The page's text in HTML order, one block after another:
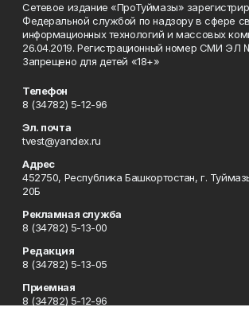
Сетевое издание «ПроТуймазы»
Федеральной службой по надзору в сфере
информационных технологий и массовых
26.04.2019. Регистрационный номер СМИ
Запрещено для детей «18+»
Телефон
8 (34782) 5-12-96
Эл. почта
tvest@yandex.ru
Адрес
452750, Республика Башкортостан, г.
20Б
Рекламная служба
8 (34782) 5-13-00
Редакция
8 (34782) 5-13-05
Приемная
8 (34782) 5-12-96